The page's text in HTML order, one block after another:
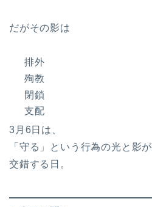
だがその影は
排外
殉教
閉鎖
支配
3月6日は、
「守る」という行為の光と影が
交錯する日。